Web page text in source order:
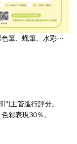
色筆、蠟筆、水彩…
主管進行評分。
彩表現30％。